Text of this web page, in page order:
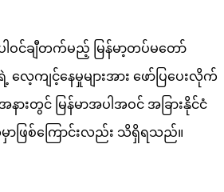
ပါဝင်ချီတက်မည့် မြန်မာ့တပ်မတော်
လေ့ကျင့်နေမှုများအား ဖော်ပြပေးလိုက်
းတွင် မြန်မာအပါအဝင် အခြားနိုင်ငံ
မှာဖြစ်ကြောင်းလည်း သိရှိရသည်။